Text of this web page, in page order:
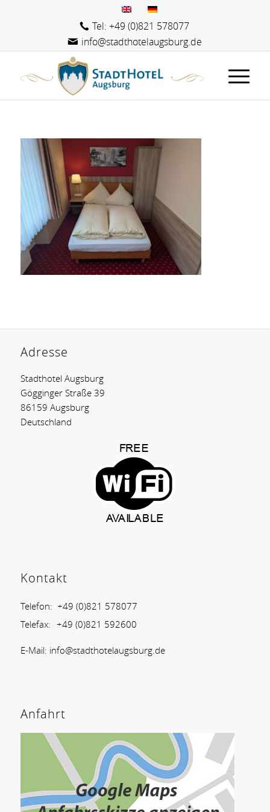
Tel: +49 (0)821 578077
info@stadthotelaugsburg.de
Adresse
Stadthotel Augsburg
Gögginger Straße 39
86159 Augsburg
Deutschland
Kontakt
Telefon: +49 (0)821 578077
Telefax: +49 (0)821 592600
E-Mail: info@stadthotelaugsburg.de
Anfahrt